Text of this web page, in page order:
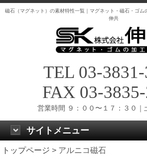
磁石（マグネット）の素材特性一覧｜マグネット・磁石・ゴ
伸共
TEL 03-
FAX 03-
営業時間 ９：００〜１７：３０｜
サイトメニュー
トップページ > アルニコ磁石